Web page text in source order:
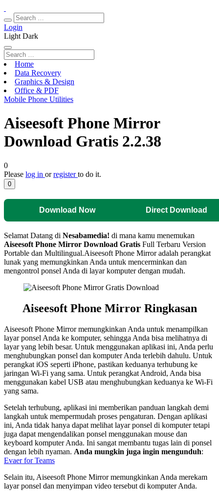
Login
Light Dark
Home
Data Recovery
Graphics & Design
Office & PDF
Mobile Phone Utilities
Aiseesoft Phone Mirror
Download Gratis 2.2.38
0
Please log in orregisterto do it.
0
Download Now Direct Download
Selamat Datang di Nesabamedia! di mana kamu menemukan
Aiseesoft Phone Mirror Download Gratis Full Terbaru Version
Portable dan Multilingual.Aiseesoft Phone Mirror adalah perangkat
lunak yang memungkinkan Anda untuk mencerminkan dan
mengontrol ponsel Anda di layar komputer dengan mudah.
Aiseesoft Phone Mirror Ringkasan
Aiseesoft Phone Mirror memungkinkan Anda untuk menampilkan
layar ponsel Anda ke komputer, sehingga Anda bisa melihatnya di
layar yang lebih besar. Untuk menggunakan aplikasi ini, Anda perlu
menghubungkan ponsel dan komputer Anda terlebih dahulu. Untuk
perangkat iOS seperti iPhone, pastikan keduanya terhubung ke
jaringan Wi-Fi yang sama. Untuk perangkat Android, Anda bisa
menggunakan kabel USB atau menghubungkan keduanya ke Wi-Fi
yang sama.
Setelah terhubung, aplikasi ini memberikan panduan langkah demi
langkah untuk mempermudah proses pengaturan. Dengan aplikasi
ini, Anda tidak hanya dapat melihat layar ponsel di komputer tetapi
juga dapat mengendalikan ponsel menggunakan mouse dan
keyboard komputer Anda. Ini sangat membantu tugas lain di ponsel
dengan lebih nyaman. Anda mungkin juga ingin mengunduh:
Evaer for Teams
Selain itu, Aiseesoft Phone Mirror memungkinkan Anda merekam
layar ponsel dan menyimpan video tersebut di komputer Anda.